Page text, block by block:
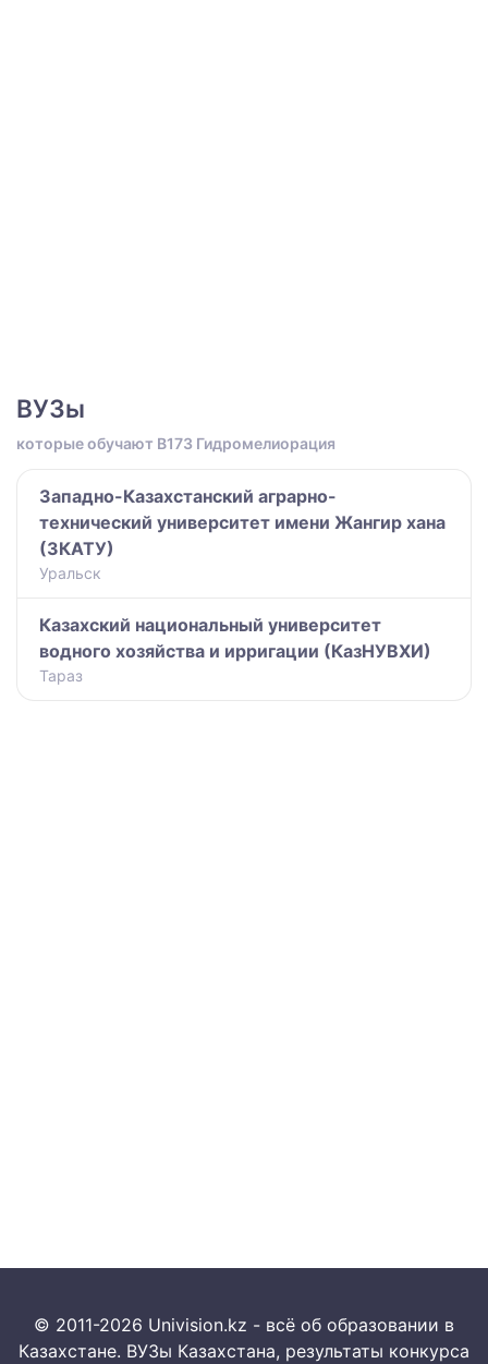
ВУЗы
которые обучают B173 Гидромелиорация
Западно-Казахстанский аграрно-
технический университет имени Жангир хана
(ЗКАТУ)
Уральск
Казахский национальный университет
водного хозяйства и ирригации (КазНУВХИ)
Тараз
© 2011-2026 Univision.kz - всё об образовании в
Казахстане. ВУЗы Казахстана, результаты конкурса